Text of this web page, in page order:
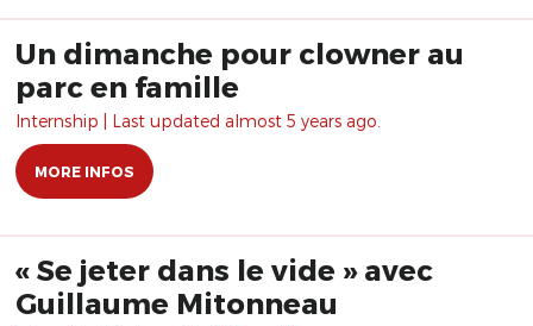
Un dimanche pour clowner au
parc en famille
Internship | Last updated almost 5 years ago.
MORE INFOS
« Se jeter dans le vide » avec
Guillaume Mitonneau